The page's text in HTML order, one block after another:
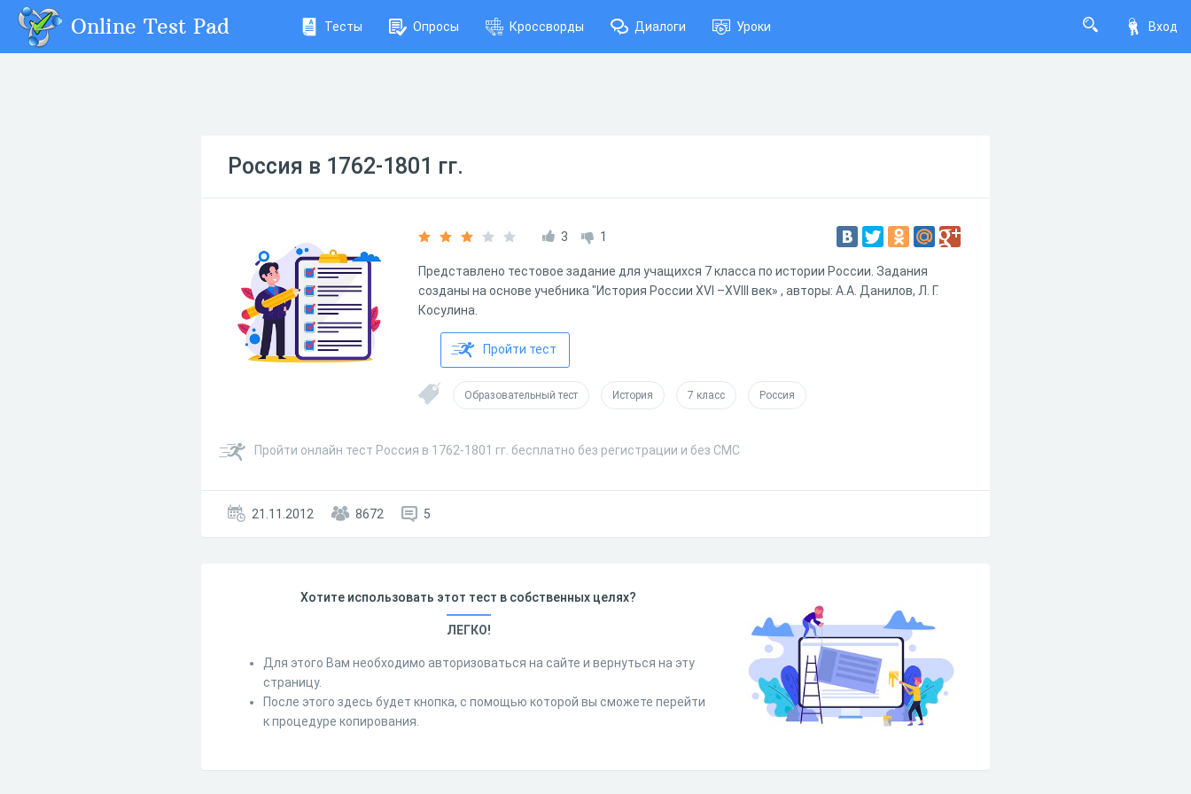
Вход
Online Test Pad Тесты Опросы Кроссворды Диалоги Уроки
Россия в 1762-1801 гг.
3 1
Представлено тестовое задание для учащихся 7 класса по истории России. Задания
созданы на основе учебника "История России XVI –XVIII век» , авторы: А.А. Данилов, Л. Г.
Косулина.
Пройти тест
Образовательный тест История 7 класс Россия
Пройти онлайн тест Россия в 1762-1801 гг. бесплатно без регистрации и без СМС
21.11.2012 8672 5
Хотите использовать этот тест в собственных целях?
ЛЕГКО!
Для этого Вам необходимо авторизоваться на сайте и вернуться на эту
страницу.
После этого здесь будет кнопка, с помощью которой вы сможете перейти
к процедуре копирования.